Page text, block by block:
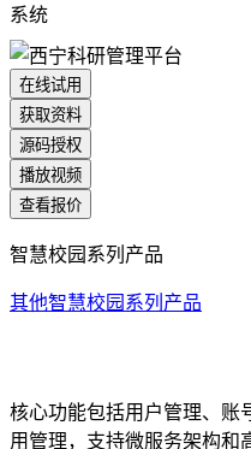
在线试用
获取资料
源码授权
播放视频
查看报价
智慧校园系列产品
其他智慧校园系列产品
核心功能包括用户管理、账
用管理，支持微服务架构和